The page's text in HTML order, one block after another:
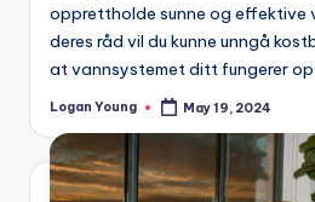
opprettholde sunne og effektive
deres råd vil du kunne unngå
at vannsystemet ditt fungerer
Posted
Logan Young May 19, 2024